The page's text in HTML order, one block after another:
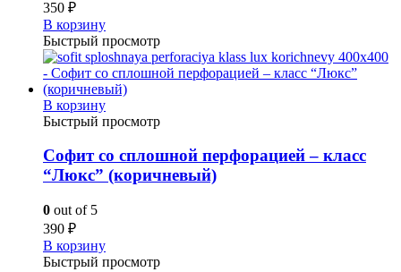
350 ₽
В корзину
Быстрый просмотр
В корзину
Быстрый просмотр
Софит со сплошной перфорацией – класс
“Люкс” (коричневый)
0 out of 5
390 ₽
В корзину
Быстрый просмотр